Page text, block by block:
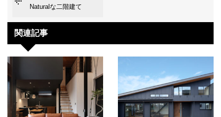
Naturalな二階建て
関連記事